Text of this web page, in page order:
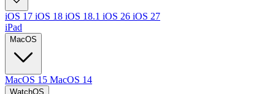
iOS 17 iOS 18 iOS 18.1 iOS 26 iOS 27
iPad
MacOS
MacOS 15 MacOS 14
WatchOS